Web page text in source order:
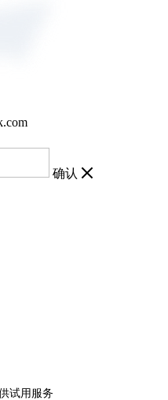
确认
试用服务